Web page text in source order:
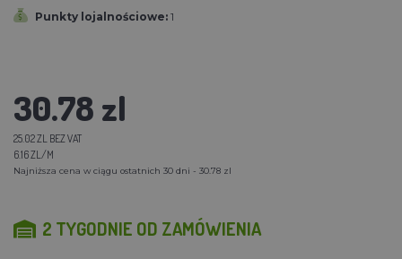
Punkty lojalnościowe: 1
30.78 zl
25.02 ZL BEZ VAT
6.16 ZL/M
Najniższa cena w ciągu ostatnich 30 dni - 30.78 zl
2 TYGODNIE OD ZAMÓWIENIA